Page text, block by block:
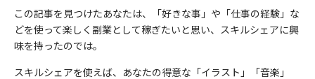
この記事を見つけたあなたは、「好きな事」や「仕事の経験」な
どを使って楽しく副業として稼ぎたいと思い、スキルシェアに興
味を持ったのでは。
スキルシェアを使えば、 あなたの得意な「イラスト」「音楽」